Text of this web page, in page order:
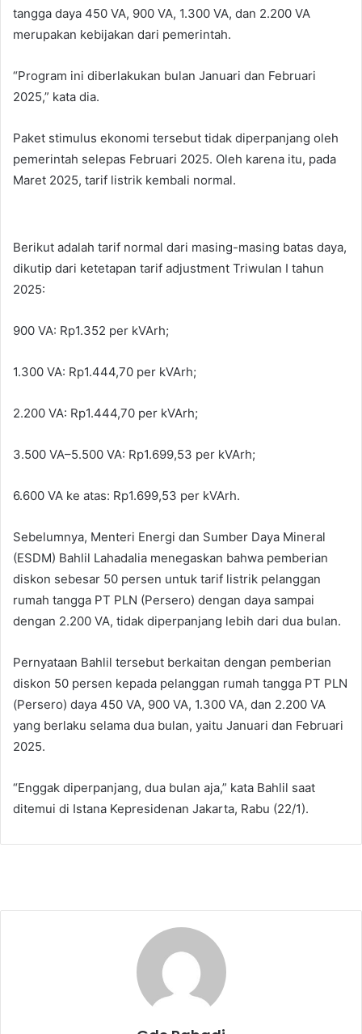
tangga daya 450 VA, 900 VA, 1.300 VA, dan 2.200 VA
merupakan kebijakan dari pemerintah.
“Program ini diberlakukan bulan Januari dan Februari
2025,” kata dia.
Paket stimulus ekonomi tersebut tidak diperpanjang oleh
pemerintah selepas Februari 2025. Oleh karena itu, pada
Maret 2025, tarif listrik kembali normal.
Berikut adalah tarif normal dari masing-masing batas daya,
dikutip dari ketetapan tarif adjustment Triwulan I tahun
2025:
900 VA: Rp1.352 per kVArh;
1.300 VA: Rp1.444,70 per kVArh;
2.200 VA: Rp1.444,70 per kVArh;
3.500 VA–5.500 VA: Rp1.699,53 per kVArh;
6.600 VA ke atas: Rp1.699,53 per kVArh.
Sebelumnya, Menteri Energi dan Sumber Daya Mineral
(ESDM) Bahlil Lahadalia menegaskan bahwa pemberian
diskon sebesar 50 persen untuk tarif listrik pelanggan
rumah tangga PT PLN (Persero) dengan daya sampai
dengan 2.200 VA, tidak diperpanjang lebih dari dua bulan.
Pernyataan Bahlil tersebut berkaitan dengan pemberian
diskon 50 persen kepada pelanggan rumah tangga PT PLN
(Persero) daya 450 VA, 900 VA, 1.300 VA, dan 2.200 VA
yang berlaku selama dua bulan, yaitu Januari dan Februari
2025.
“Enggak diperpanjang, dua bulan aja,” kata Bahlil saat
ditemui di Istana Kepresidenan Jakarta, Rabu (22/1).